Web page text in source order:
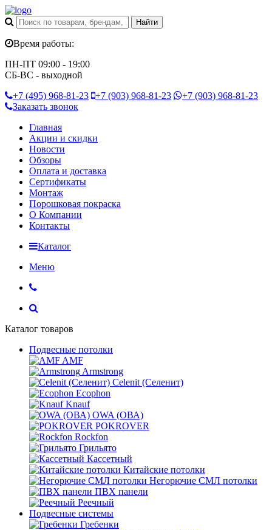
Время работы:
ПН-ПТ 09:00 - 19:00
СБ-ВС - выходной
+7 (495) 968-81-23 +7 (903) 968-81-23 +7 (903) 968-81-23
Заказать звонок
Главная
Акции и скидки
Новости
Обзоры
Оплата и доставка
Сертификаты
Монтаж
Порошковая покраска
О Компании
Контакты
Каталог
Меню
Каталог товаров
Подвесные потолки
AMF
Armstrong
Celenit (Селенит)
Ecophon
Knauf
OWA (ОВА)
POKROVER
Rockfon
Грильято
Кассетный
Китайские потолки
Негорючие СМЛ потолки
ПВХ панели
Реечный
Подвесные системы
Гребенки